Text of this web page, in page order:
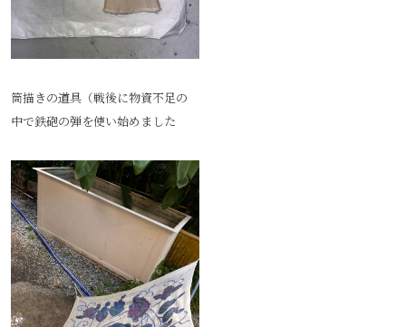
筒描きの道具（戦後に物資不足の
中で鉄砲の弾を使い始めました